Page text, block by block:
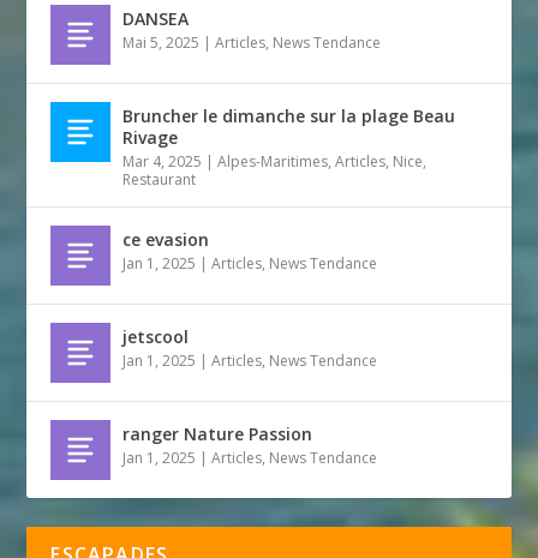
DANSEA
Mai 5, 2025 |Articles, News Tendance
Bruncher le dimanche sur la plage Beau
Rivage
Mar 4, 2025 |Alpes-Maritimes,Articles, Nice,
Restaurant
ce evasion
Jan 1, 2025 |Articles, News Tendance
jetscool
Jan 1, 2025 |Articles, News Tendance
ranger Nature Passion
Jan 1, 2025 |Articles, News Tendance